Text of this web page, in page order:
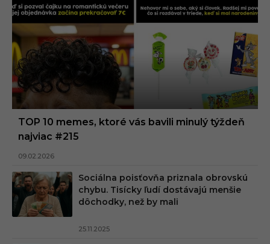
TOP 10 memes, ktoré vás bavili minulý týždeň
najviac #215
09.02.2026
Sociálna poisťovňa priznala obrovskú
chybu. Tisícky ľudí dostávajú menšie
dôchodky, než by mali
25.11.2025